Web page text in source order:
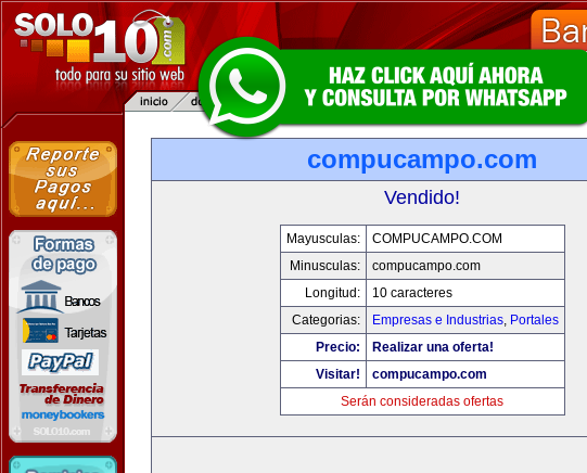
compucampo.com
Vendido!
Mayusculas:
COMPUCAMPO.COM
Minusculas:
compucampo.com
Longitud:
10 caracteres
Categorias:
Empresas e Industrias, Portales
Precio:
Realizar una oferta!
Visitar!
compucampo.com
Serán consideradas ofertas